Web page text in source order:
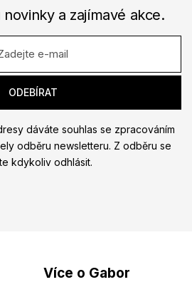
a zajímavé akce.
dáváte souhlas se zpracováním
odběru newsletteru. Z odběru se
kdykoliv odhlásit.
Více o Gabor